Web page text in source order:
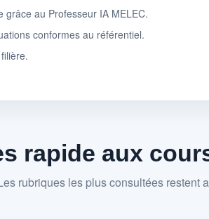
grâce au Professeur IA MELEC.
conformes au référentiel.
rapide aux
rubriques les plus consultées restent